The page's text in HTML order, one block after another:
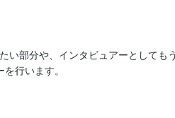
い部分や、インタビュアーとしても
行います。